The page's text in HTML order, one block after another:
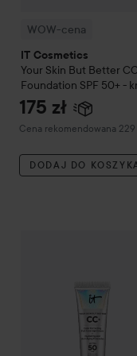
WOW-cena
IT Cosmetics
Your Skin But Better
Foundation SPF 50+ -
CC z SPF 5502 Fair Ivory
175 zł
Cena rekomendowana 229
Zalecana cena 229 zł
DODAJ DO